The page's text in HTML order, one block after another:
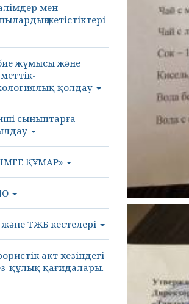
мен
жетістіктері
жұмысы және
қолдау
сыныптарға
ҚҰМАР»
ТЖБ кестелері
акт кезіндегі
құлық қағидалары.